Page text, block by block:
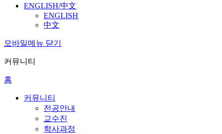
ENGLISH/中文
ENGLISH
中文
모바일메뉴 닫기
커뮤니티
홈
커뮤니티
전공안내
교수진
학사과정